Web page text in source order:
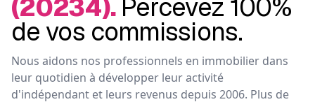
(20234). Percevez 100%
de vos commissions.
Nous aidons nos professionnels en immobilier dans
leur quotidien à développer leur activité
d'indépendant et leurs revenus depuis 2006. Plus de